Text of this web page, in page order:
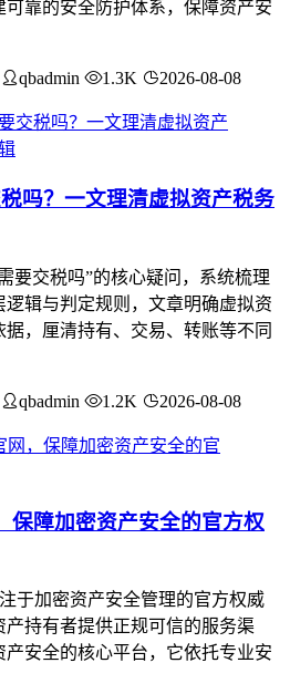
可靠的安全防护体系，保障资产安
qbadmin 1.3K 2026-08-08
吗？一文理清虚拟资产税务
要交税吗”的核心疑问，系统梳理
逻辑与判定规则，文章明确虚拟资
，厘清持有、交易、转账等不同
qbadmin 1.2K 2026-08-08
保障加密资产安全的官方权
于加密资产安全管理的官方权威
产持有者提供正规可信的服务渠
安全的核心平台，它依托专业安